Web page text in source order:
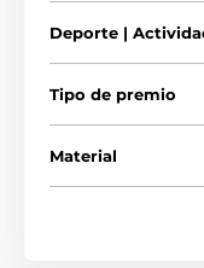
Deporte |
Tipo de premio
Material